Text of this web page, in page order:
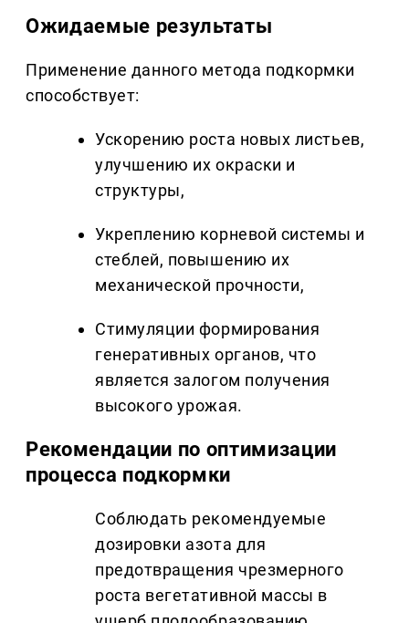
Ожидаемые результаты
Применение данного метода подкормки
способствует:
Ускорению роста новых листьев,
улучшению их окраски и
структуры,
Укреплению корневой системы и
стеблей, повышению их
механической прочности,
Стимуляции формирования
генеративных органов, что
является залогом получения
высокого урожая.
Рекомендации по оптимизации
процесса подкормки
Соблюдать рекомендуемые
дозировки азота для
предотвращения чрезмерного
роста вегетативной массы в